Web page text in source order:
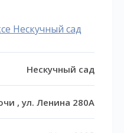
Нескучный сад
Нескучный сад
, ул. Ленина 280А